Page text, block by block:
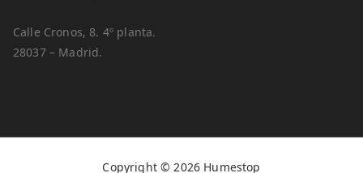
Calle Cronos, 8. 4º planta.
28037 – Madrid.
Copyright © 2026 Humestop